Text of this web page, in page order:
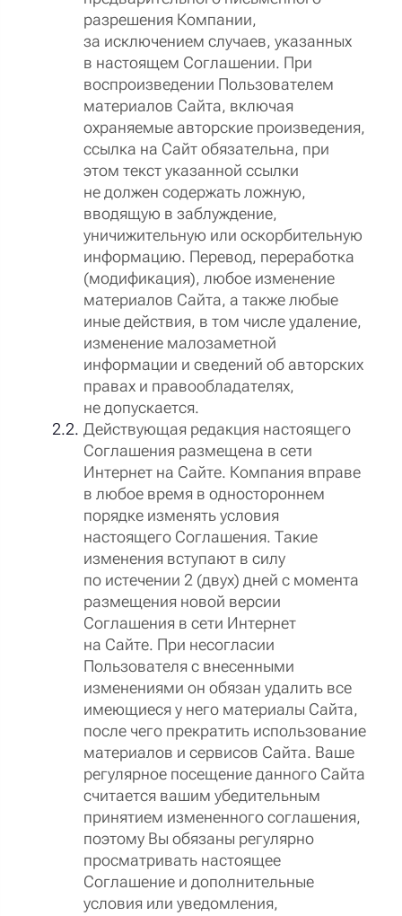
разрешения Компании,
за исключением случаев, указанных
в настоящем Соглашении. При
воспроизведении Пользователем
материалов Сайта, включая
охраняемые авторские произведения,
ссылка на Сайт обязательна, при
этом текст указанной ссылки
не должен содержать ложную,
вводящую в заблуждение,
уничижительную или оскорбительную
информацию. Перевод, переработка
(модификация), любое изменение
материалов Сайта, а также любые
иные действия, в том числе удаление,
изменение малозаметной
информации и сведений об авторских
правах и правообладателях,
не допускается.
Действующая редакция настоящего
Соглашения размещена в сети
Интернет на Сайте. Компания вправе
в любое время в одностороннем
порядке изменять условия
настоящего Соглашения. Такие
изменения вступают в силу
по истечении 2 (двух) дней с момента
размещения новой версии
Соглашения в сети Интернет
на Сайте. При несогласии
Пользователя с внесенными
изменениями он обязан удалить все
имеющиеся у него материалы Сайта,
после чего прекратить использование
материалов и сервисов Сайта. Ваше
регулярное посещение данного Сайта
считается вашим убедительным
принятием измененного соглашения,
поэтому Вы обязаны регулярно
просматривать настоящее
Соглашение и дополнительные
условия или уведомления,